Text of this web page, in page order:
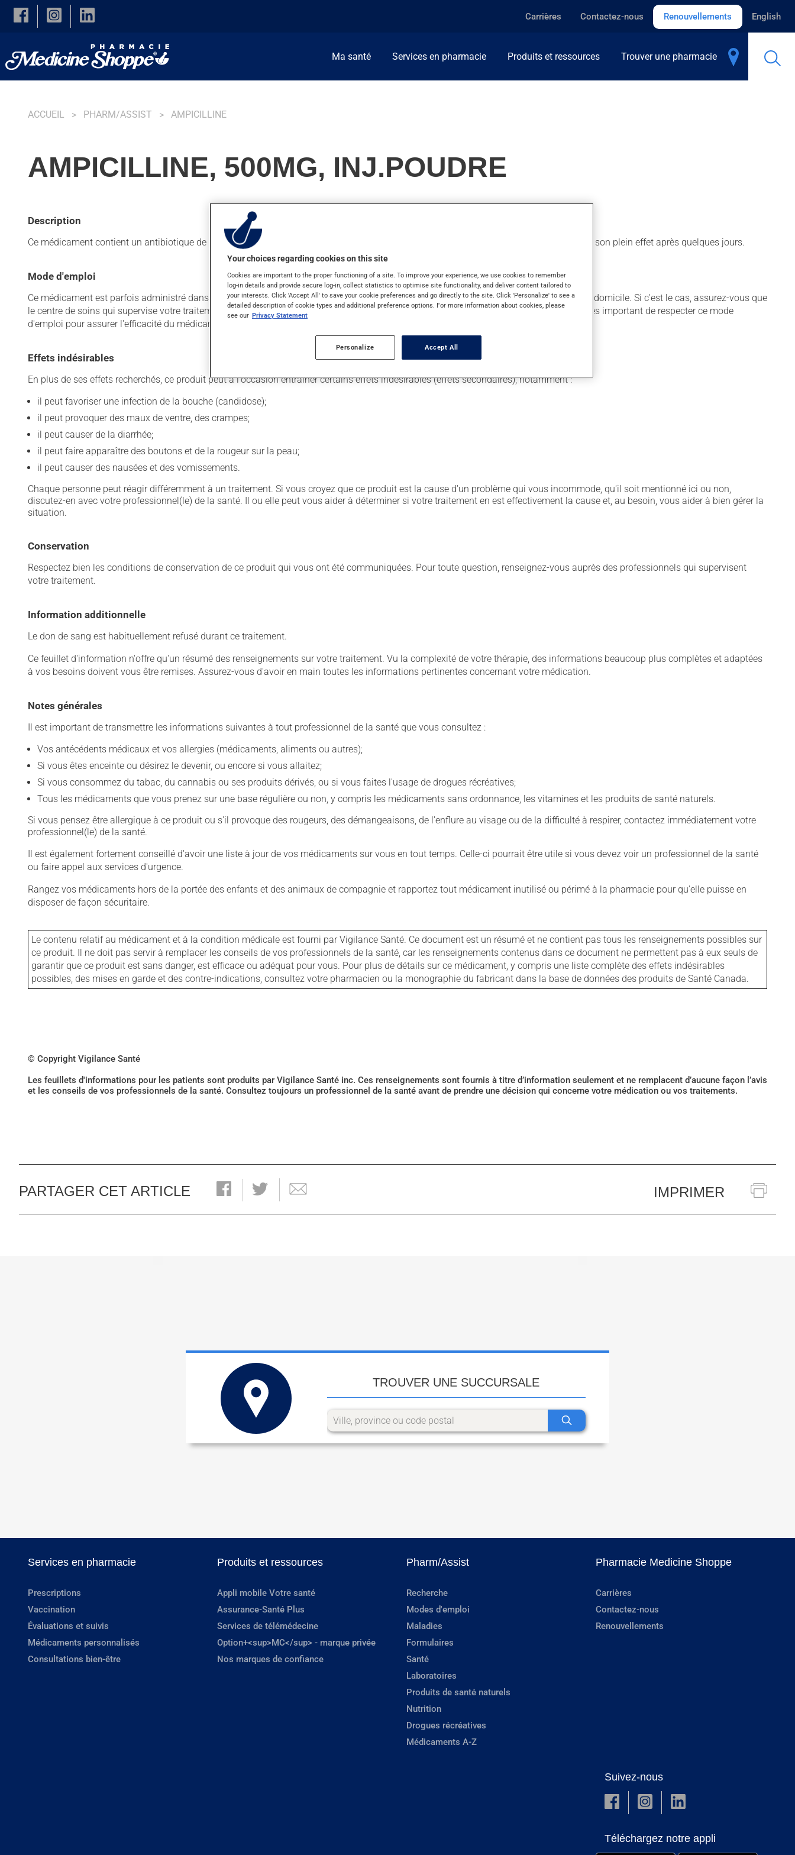
Skip to main content
Carrières Contactez-nous Renouvellements English
Ma santé Services en pharmacie Produits et ressources Trouver une pharmacie
ACCUEIL PHARM/ASSIST AMPICILLINE
AMPICILLINE, 500MG, INJ.POUDRE
Description
Ce médicament contient un antibiotique de la famille des pénicillines. Habituellement, on l'utilise pour combattre les infections. Il produit son plein effet après quelques jours.
Mode d'emploi
Ce médicament est parfois administré dans un établissement de santé, par un médecin ou une infirmière, mais il peut aussi être utilisé à domicile. Si c'est le cas, assurez-vous que
le centre de soins qui supervise votre traitement vous a fourni toutes les instructions nécessaires à une administration adéquate. Il est très important de respecter ce mode
d'emploi pour assurer l'efficacité du médicament et limiter ses effets secondaires.
Effets indésirables
En plus de ses effets recherchés, ce produit peut à l'occasion entraîner certains effets indésirables (effets secondaires), notamment :
il peut favoriser une infection de la bouche (candidose);
il peut provoquer des maux de ventre, des crampes;
il peut causer de la diarrhée;
il peut faire apparaître des boutons et de la rougeur sur la peau;
il peut causer des nausées et des vomissements.
Chaque personne peut réagir différemment à un traitement. Si vous croyez que ce produit est la cause d'un problème qui vous incommode, qu'il soit mentionné ici ou non,
discutez-en avec votre professionnel(le) de la santé. Il ou elle peut vous aider à déterminer si votre traitement en est effectivement la cause et, au besoin, vous aider à bien gérer la
situation.
Conservation
Respectez bien les conditions de conservation de ce produit qui vous ont été communiquées. Pour toute question, renseignez-vous auprès des professionnels qui supervisent
votre traitement.
Information additionnelle
Le don de sang est habituellement refusé durant ce traitement.
Ce feuillet d'information n'offre qu'un résumé des renseignements sur votre traitement. Vu la complexité de votre thérapie, des informations beaucoup plus complètes et adaptées
à vos besoins doivent vous être remises. Assurez-vous d'avoir en main toutes les informations pertinentes concernant votre médication.
Notes générales
Il est important de transmettre les informations suivantes à tout professionnel de la santé que vous consultez :
Vos antécédents médicaux et vos allergies (médicaments, aliments ou autres);
Si vous êtes enceinte ou désirez le devenir, ou encore si vous allaitez;
Si vous consommez du tabac, du cannabis ou ses produits dérivés, ou si vous faites l'usage de drogues récréatives;
Tous les médicaments que vous prenez sur une base régulière ou non, y compris les médicaments sans ordonnance, les vitamines et les produits de santé naturels.
Si vous pensez être allergique à ce produit ou s'il provoque des rougeurs, des démangeaisons, de l'enflure au visage ou de la difficulté à respirer, contactez immédiatement votre
professionnel(le) de la santé.
Il est également fortement conseillé d'avoir une liste à jour de vos médicaments sur vous en tout temps. Celle-ci pourrait être utile si vous devez voir un professionnel de la santé
ou faire appel aux services d'urgence.
Rangez vos médicaments hors de la portée des enfants et des animaux de compagnie et rapportez tout médicament inutilisé ou périmé à la pharmacie pour qu'elle puisse en
disposer de façon sécuritaire.
Le contenu relatif au médicament et à la condition médicale est fourni par Vigilance Santé. Ce document est un résumé et ne contient pas tous les renseignements possibles sur
ce produit. Il ne doit pas servir à remplacer les conseils de vos professionnels de la santé, car les renseignements contenus dans ce document ne permettent pas à eux seuls de
garantir que ce produit est sans danger, est efficace ou adéquat pour vous. Pour plus de détails sur ce médicament, y compris une liste complète des effets indésirables
possibles, des mises en garde et des contre-indications, consultez votre pharmacien ou la monographie du fabricant dans la base de données des produits de Santé Canada.
© Copyright Vigilance Santé
Les feuillets d'informations pour les patients sont produits par Vigilance Santé inc. Ces renseignements sont fournis à titre d’information seulement et ne remplacent d’aucune façon l’avis
et les conseils de vos professionnels de la santé. Consultez toujours un professionnel de la santé avant de prendre une décision qui concerne votre médication ou vos traitements.
PARTAGER CET ARTICLE IMPRIMER
TROUVER UNE SUCCURSALE
Services en pharmacie
Prescriptions
Vaccination
Évaluations et suivis
Médicaments personnalisés
Consultations bien-être
Produits et ressources
Appli mobile Votre santé
Assurance-Santé Plus
Services de télémédecine
Option+<sup>MC</sup> - marque privée
Nos marques de confiance
Pharm/Assist
Recherche
Modes d'emploi
Maladies
Formulaires
Santé
Laboratoires
Produits de santé naturels
Nutrition
Drogues récréatives
Médicaments A-Z
Pharmacie Medicine Shoppe
Carrières
Contactez-nous
Renouvellements
Suivez-nous
Téléchargez notre appli
Your choices regarding cookies on this site
Cookies are important to the proper functioning of a site. To improve your experience, we use cookies to remember
log-in details and provide secure log-in, collect statistics to optimise site functionality, and deliver content tailored to
your interests. Click 'Accept All' to save your cookie preferences and go directly to the site. Click 'Personalize' to see a
detailed description of cookie types and additional preference options. For more information about cookies, please
see our Privacy Statement
Personalize Accept All